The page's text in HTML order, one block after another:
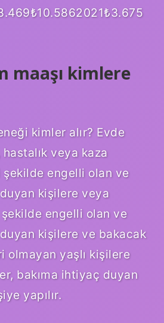
maaşı kimlere
kimler alır? Evde
veya kaza
engelli olan ve
kişilere veya
engelli olan ve
kişilere ve bakacak
olmayan yaşlı kişilere
bakıma ihtiyaç duyan
yapılır.